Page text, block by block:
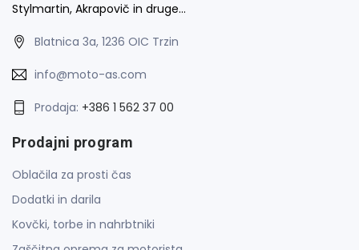
Stylmartin, Akrapovič in druge…
Blatnica 3a, 1236 OIC Trzin
info@moto-as.com
Prodaja: +386 1 562 37 00
Prodajni program
Oblačila za prosti čas
Dodatki in darila
Kovčki, torbe in nahrbtniki